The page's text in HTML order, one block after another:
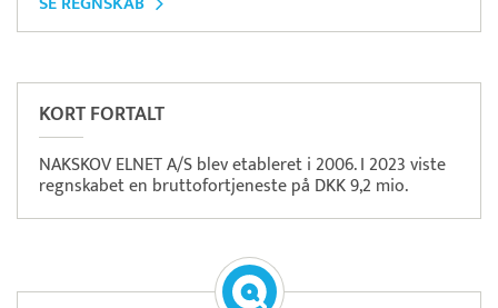
KORT FORTALT
NAKSKOV ELNET A/S blev etableret i 2006. I 2023 viste
regnskabet en bruttofortjeneste på DKK 9,2 mio.